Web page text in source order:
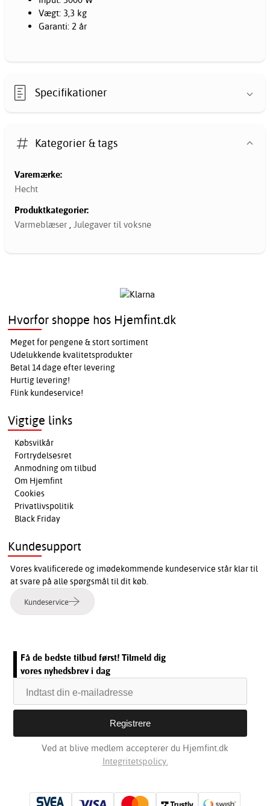
Vægt: 3,3 kg
Garanti: 2 år
Specifikationer
Kategorier & tags
Varemærke:
Hecht
Produktkategorier:
Varmeblæser
Julegaver til voksne
Hvorfor shoppe hos Hjemfint.dk
Meget for pengene & stort sortiment
Udelukkende kvalitetsprodukter
Betal 14 dage efter levering
Hurtig levering!
Flink kundeservice!
Vigtige links
Købsvilkår
Fortrydelsesret
Anmodning om tilbud
Om Hjemfint
Cookies
Privatlivspolitik
Black Friday
Kundesupport
Vores kvalificerede og imødekommende kundeservice står klar til
at svare på alle spørgsmål til dit køb.
Kundeservice
Få de bedste tilbud først! Tilmeld dig
vores nyhedsbrev i dag
Ved at blive medlem accepterer du Hjemfint.dk
Integritetspolicy.